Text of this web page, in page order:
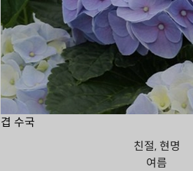
겹 수국
친절, 현명
여름